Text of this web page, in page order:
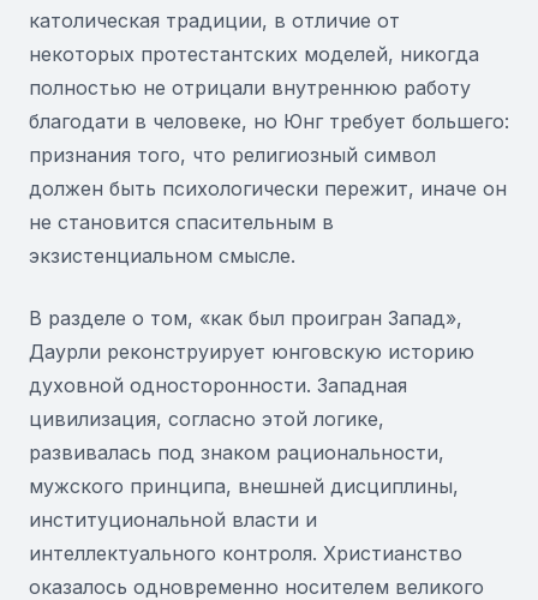
католическая традиции, в отличие от
некоторых протестантских моделей, никогда
полностью не отрицали внутреннюю работу
благодати в человеке, но Юнг требует большего:
признания того, что религиозный символ
должен быть психологически пережит, иначе он
не становится спасительным в
экзистенциальном смысле.
В разделе о том, «как был проигран Запад»,
Даурли реконструирует юнговскую историю
духовной односторонности. Западная
цивилизация, согласно этой логике,
развивалась под знаком рациональности,
мужского принципа, внешней дисциплины,
институциональной власти и
интеллектуального контроля. Христианство
оказалось одновременно носителем великого